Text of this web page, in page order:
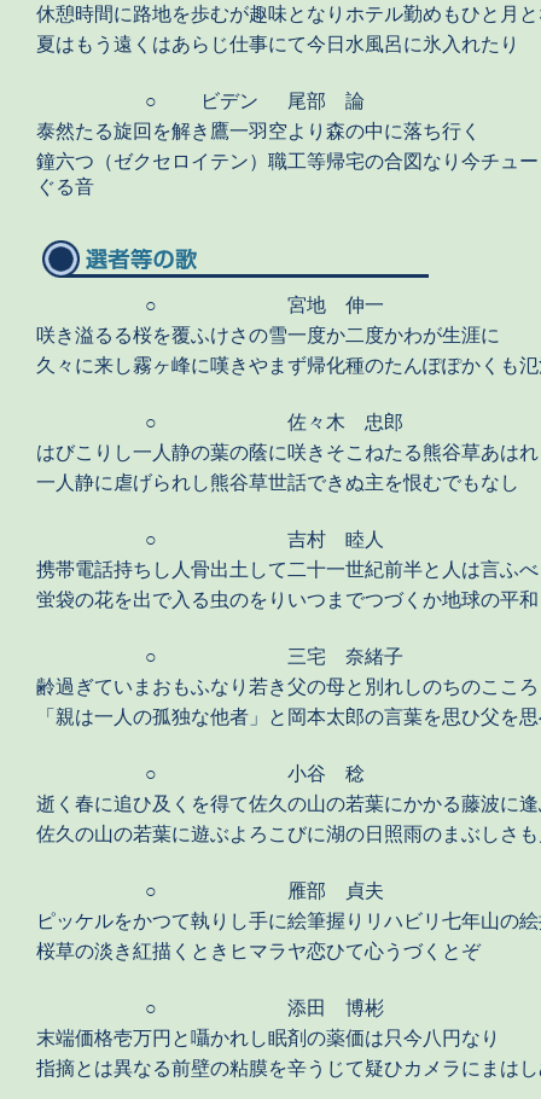
休憩時間に路地を歩むが趣味となりホテル勤めもひと月
夏はもう遠くはあらじ仕事にて今日水風呂に氷入れたり
○ ビデン
尾部 論
泰然たる旋回を解き鷹一羽空より森の中に落ち行く
鐘六つ（ゼクセロイテン）職工等帰宅の合図なり今チュ
ぐる音
○
宮地 伸一
咲き溢るる桜を覆ふけさの雪一度か二度かわが生涯に
久々に来し霧ヶ峰に嘆きやまず帰化種のたんぽぽかくも
○
佐々木 忠郎
はびこりし一人静の葉の蔭に咲きそこねたる熊谷草あはれ
一人静に虐げられし熊谷草世話できぬ主を恨むでもなし
○
吉村 睦人
携帯電話持ちし人骨出土して二十一世紀前半と人は言ふ
蛍袋の花を出で入る虫のをりいつまでつづくか地球の平和
○
三宅 奈緒子
齢過ぎていまおもふなり若き父の母と別れしのちのここ
「親は一人の孤独な他者」と岡本太郎の言葉を思ひ父を
○
小谷 稔
逝く春に追ひ及くを得て佐久の山の若葉にかかる藤波に
佐久の山の若葉に遊ぶよろこびに湖の日照雨のまぶしさ
○
雁部 貞夫
ピッケルをかつて執りし手に絵筆握りリハビリ七年山の
桜草の淡き紅描くときヒマラヤ恋ひて心うづくとぞ
○
添田 博彬
末端価格壱万円と囁かれし眠剤の薬価は只今八円なり
指摘とは異なる前壁の粘膜を辛うじて疑ひカメラにまは